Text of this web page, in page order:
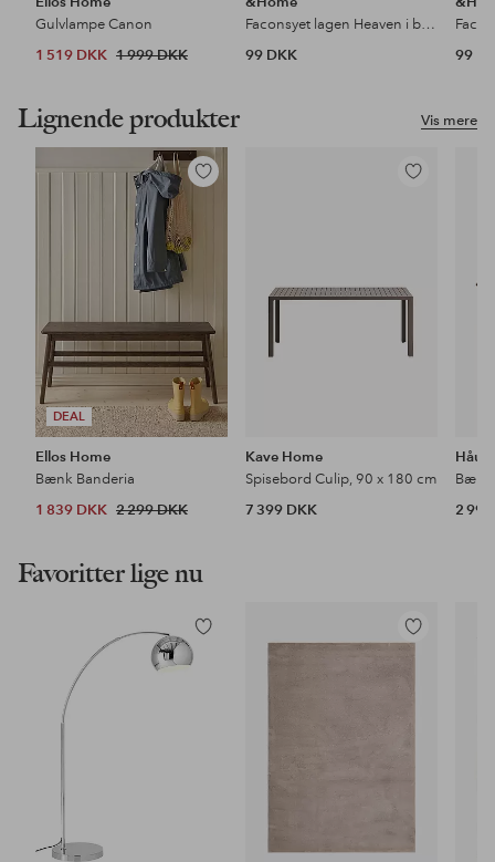
Gulvlampe Canon
1 519 DKK 1 999 DKK
Faconsyet lagen Heaven i bomuld
99 DKK
99
Vis mere
Lignende produkter
DEAL
Tilføj
Ellos Home
Bænk Banderia
1 839 DKK 2 299 DKK
Tilføj
Kave Home
Spisebord Culip, 90 x 180 cm
7 399 DKK
Bænk
2
Favoritter lige nu
Tilføj
til
Tilføj